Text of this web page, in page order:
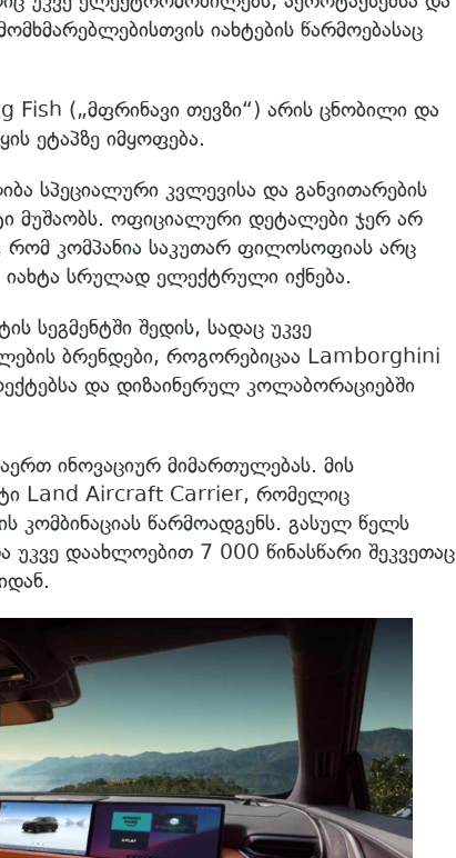
იახტების წარმოებასაც
Fish („მფრინავი თევზი“) არის ცნობილი და
ეტაპზე იმყოფება.
სპეციალური კვლევისა და განვითარების
მუშაობს. ოფიციალური დეტალები ჯერ არ
რომ კომპანია საკუთარ ფილოსოფიას არც
სრულად ელექტრული იქნება.
სეგმენტში შედის, სადაც უკვე
ბრენდები, როგორებიცაა Lamborghini
და დიზაინერულ კოლაბორაციებში
ინოვაციურ მიმართულებას. მის
Land Aircraft Carrier, რომელიც
წარმოადგენს. გასულ წელს
დაახლოებით 7 000 წინასწარი შეკვეთაც